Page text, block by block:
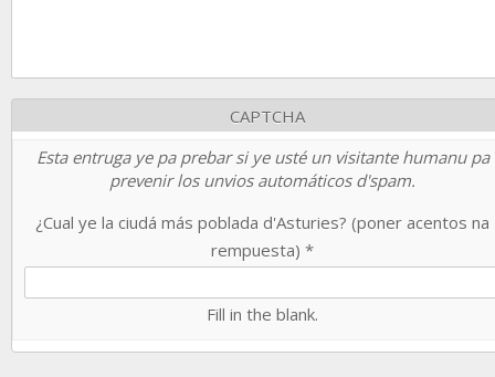
CAPTCHA
Esta entruga ye pa prebar si ye usté un visitante humanu pa
prevenir los unvios automáticos d'spam.
¿Cual ye la ciudá más poblada d'Asturies? (poner acentos na
rempuesta) *
Fill in the blank.